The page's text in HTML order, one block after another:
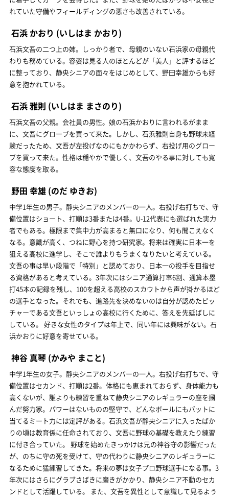
れていた守備やフィールディングの悪さも改善されている。
石浜 かおり (いしはま かおり)
石浜文吾の二つ上の姉。しっかり者で、母親のいない石浜家の母親代
わりも務めている。容姿は見る人のほとんどが「美人」と評するほど
に整っており、静央シニアの面々をはじめとして、野田幸雄からも好
意を抱かれている。
石浜 雅則 (いしはま まさのり)
石浜文吾の父親。会社員の男性。娘の石浜かおりに言われるがまま
に、文吾にグローブを買って来た。しかし、石浜雅則自身も野球未経
験だったため、文吾が左投げなのにもかかわらず、右投げ用のグロー
ブを買って来た。性格は穏やかで優しく、文吾のやる事に対しても寛
容な態度を取る。
野田 幸雄 (のだ ゆきお)
中学1年生の男子。静央シニアのメンバーの一人。右投げ右打ちで、守
備位置はショート、打順は3番または4番。U-12代表にも選ばれた実力
者でもある。極限まで集中力が高まると無口になり、何も聞こえなく
なる。意識が高く、つねに野心を持つ研究家。将来は確実に日本一を
狙える高校に進学し、そこで誰よりもうまくなりたいと考えている。
文吾の事は早い段階で「特別」と認めており、日本一の投手を目指せ
る資格があると考えている。3年次にはシニア通算打率6割、通算本塁
打45本の記録を残し、100を超える高校のスカウトから声が掛かるほど
の選手となった。それでも、進路先を決めないのは自分が認めたピッ
チャーである文吾といっしょの高校に行くために、答えを先延ばしに
している。 好きな女性のタイプは年上で、同い年には興味がない。石
浜かおりに好意を寄せている。
神谷 真琴 (かみや まこと)
中学1年生の女子。静央シニアのメンバーの一人。右投げ右打ちで、守
備位置はセカンド、打順は2番。体格にも恵まれておらず、身体能力も
高くないが、誰よりも練習を重ねて静央シニアのレギュラーの座を摑
んだ努力家。パワーはないものの堅守で、どんなボールにもバットに
当てるミート力には定評がある。石浜文吾が静央シニアに入ったばか
りの頃は教育係に任命されており、文吾に野球の基礎を教えたり練習
に付き合っていた。 野球を始めたきっかけは兄の神谷守の影響だった
が、のちに守の死を受けて、守の代わりに静央シニアのレギュラーに
なるために猛練習してきた。将来の夢は女子プロ野球選手になる事。3
年次にはさらにグラブさばきに磨きがかかり、静央シニア不動のセカ
ンドとして活躍している。 また、文吾を異性として意識して見るよう